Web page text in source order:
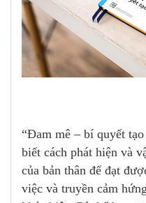
“Đam mê – bí quyết
biết cách phát hiện và
của bản thân để đạt
việc và truyền cảm